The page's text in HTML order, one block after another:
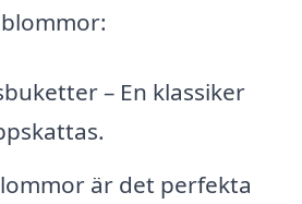
– En klassiker
är det perfekta